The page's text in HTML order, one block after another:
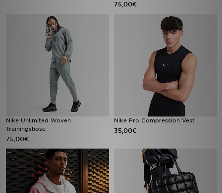
75,00€
Nike Unlimited Woven
Trainingshose
75,00€
Nike Pro Compression Vest
35,00€